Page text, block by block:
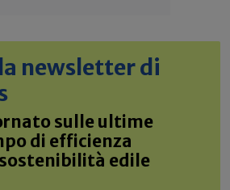
newsletter di
sulle ultime
di efficienza
edile